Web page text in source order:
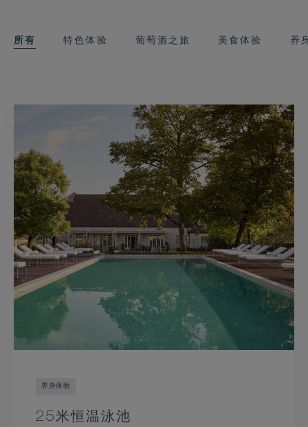
所有 特色体验 葡萄酒之旅 美食体验 养
养身体验
25米恒温泳池